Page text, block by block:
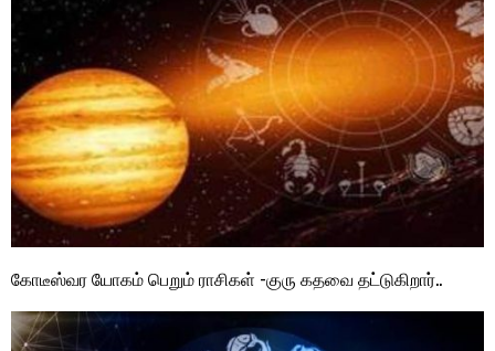
கோடீஸ்வர யோகம் பெறும் ராசிகள் -குரு கதவை தட்டுகிறார்..